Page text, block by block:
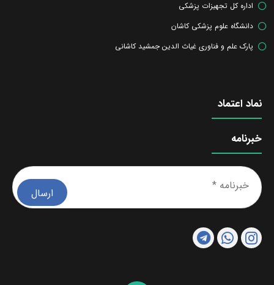
اداره کل تجهیزات پزشکی
دانشگاه علوم پزشکی کاشان
پارک علم و فناوری غیاث الدین جمشید کاشانی
نماد اعتماد
خبرنامه
*